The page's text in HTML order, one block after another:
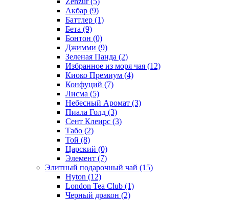
Акбар (9)
Баттлер (1)
Бета (9)
Бонтон (0)
Джимми (9)
Зеленая Панда (2)
Избранное из моря чая (12)
Киоко Премиум (4)
Конфуций (7)
Лисма (5)
Небесный Аромат (3)
Пиала Голд (3)
Сент Клеирс (3)
Табо (2)
Той (8)
Царский (0)
Элемент (7)
Элитный подарочный чай (15)
Hyton (12)
London Tea Club (1)
Черный дракон (2)